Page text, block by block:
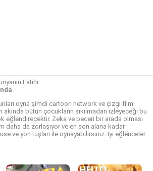
Fatihi
oyna şimdi cartoon network ve çizgi film
akında bütün çocukların sıkılmadan izleyeceği bu
eğlendirecektir. Zeka ve beceri bir arada olması
daha da zorlaşıyor ve en son alana kadar
ve yön tuşları ile oynayabilirsiniz. İyi eğlenceler…